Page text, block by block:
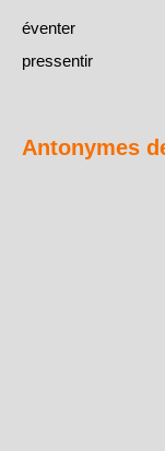
éventer
pressentir
Antonymes